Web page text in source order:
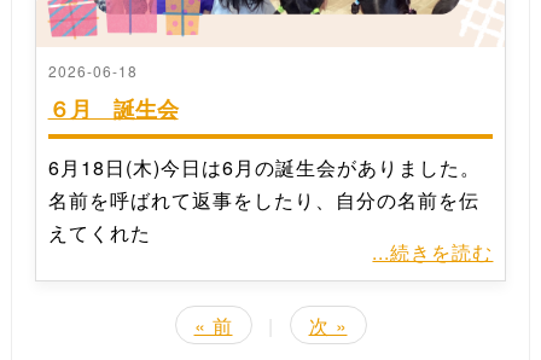
2026-06-18
６月 誕生会
6月18日(木)今日は6月の誕生会がありました。
名前を呼ばれて返事をしたり、自分の名前を伝
えてくれた
...続きを読む
« 前 次 »